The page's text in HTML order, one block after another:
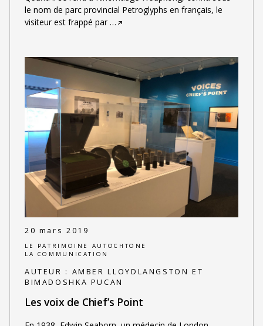
le nom de parc provincial Petroglyphs en français, le
visiteur est frappé par…
20 mars 2019
LE PATRIMOINE AUTOCHTONE
LA COMMUNICATION
AUTEUR : AMBER LLOYDLANGSTON ET
BIMADOSHKA PUCAN
Les voix de Chief’s Point